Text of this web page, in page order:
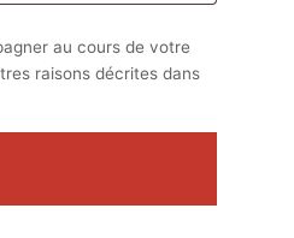
au cours de votre
raisons décrites dans